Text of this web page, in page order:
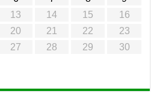
13 14 15
16
20 21 22
23
27 28 29
30